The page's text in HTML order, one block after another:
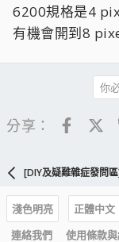
6200規格是4
有機會開到8
你
分享：
[DIY及疑難雜症發問
淺色明亮
正體中文
連絡我們
使用條款